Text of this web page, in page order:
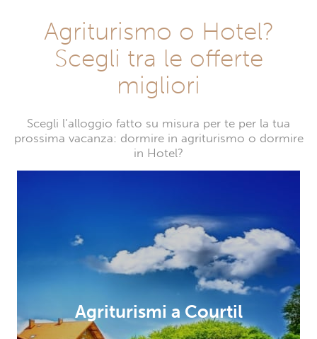
Agriturismo o Hotel?
Scegli tra le offerte
migliori
Scegli l’alloggio fatto su misura per te per la tua
prossima vacanza: dormire in agriturismo o dormire
in Hotel?
Agriturismi a Courtil